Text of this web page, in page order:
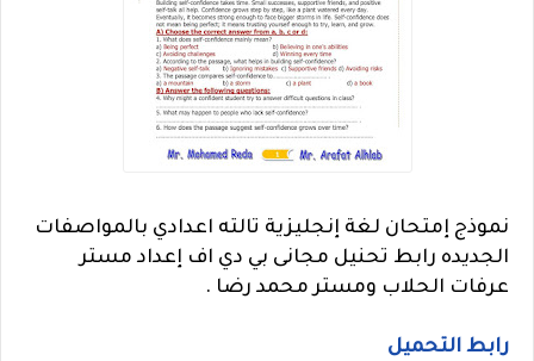
نموذج إمتحان لغة إنجليزية تالته اعدادي بالمواصفات
الجديده رابط تحنيل مجانى بي دي اف إعداد مستر
عرفات الحلاب ومستر محمد رضا .
رابط التحميل